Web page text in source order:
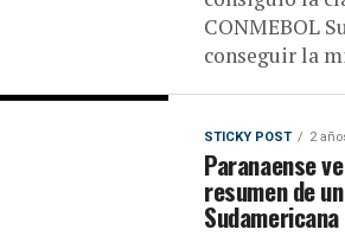
CONMEBOL
conseguir la
STICKY POST 2
Paranaense
resumen de
Sudamericana